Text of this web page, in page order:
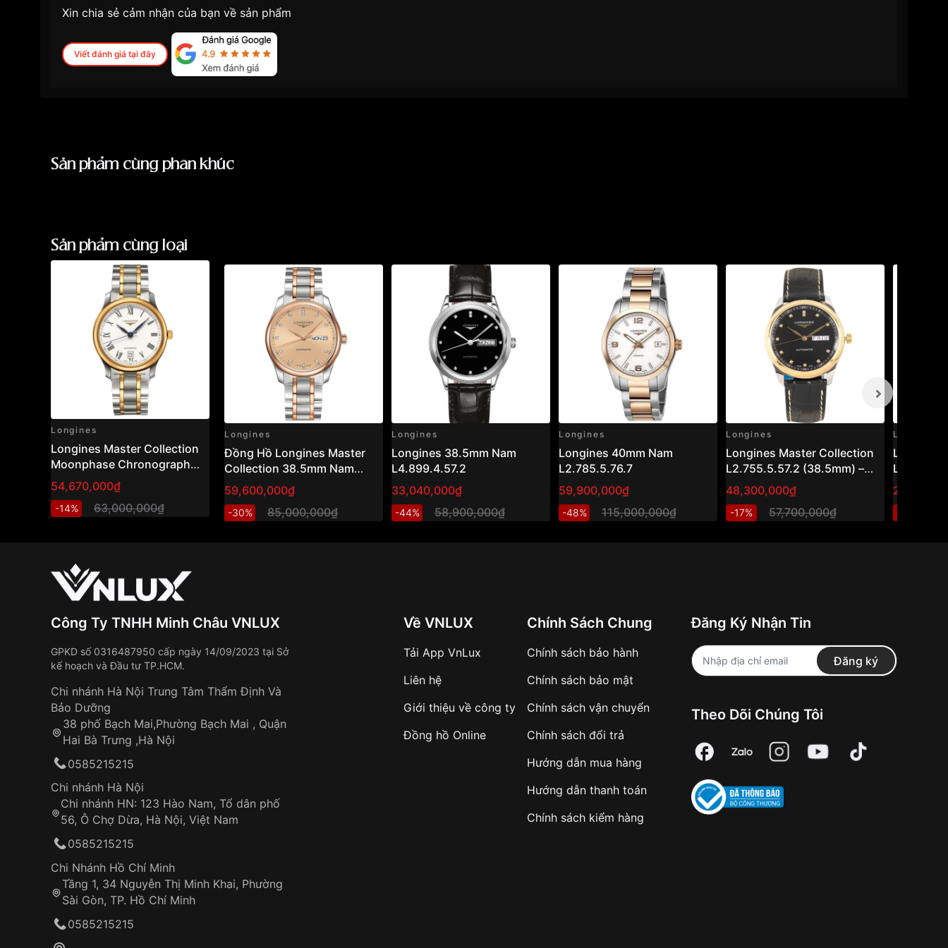
Xin chia sẻ cảm nhận của bạn về sản phẩm
Viết đánh giá tại đây
Sản phẩm cùng phân khúc
Sản phẩm cùng loại
Longines
Longines Master Collection
Moonphase Chronograph
Gold Cap 38.5mm Ref:
L2.628.5.11.7 (L26285117) –
Swiss Made
54,670,000₫
-14% 63,000,000₫
Longines
Đồng Hồ Longines Master
Collection 38.5mm Nam
L2.755.5.99.7
59,600,000₫
-30% 85,000,000₫
Longines
Longines 38.5mm Nam
L4.899.4.57.2
33,040,000₫
-44% 58,900,000₫
Longines
Longines 40mm Nam
L2.785.5.76.7
59,900,000₫
-48% 115,000,000₫
Longines
Longines Master Collection
L2.755.5.57.2 (38.5mm) –
Đồng hồ nam vàng 18K đính
kim cương, phong cách
Dress Watch Thụy Sỹ
48,300,000₫
-17% 57,700,000₫
Longines
Longines
Công Ty TNHH Minh Châu VNLUX
GPKD số 0316487950 cấp ngày 14/09/2023 tại Sở
kế hoạch và Đầu tư TP.HCM.
Chi nhánh Hà Nội Trung Tâm Thẩm Định Và
Bảo Dưỡng
38 phố Bạch Mai,Phường Bạch Mai , Quận
Hai Bà Trưng ,Hà Nội
0585215215
Chi nhánh Hà Nội
Chi nhánh HN: 123 Hào Nam, Tổ dân phố
56, Ô Chợ Dừa, Hà Nội, Việt Nam
0585215215
Chi Nhánh Hồ Chí Minh
Tầng 1, 34 Nguyễn Thị Minh Khai, Phường
Sài Gòn, TP. Hồ Chí Minh
0585215215
Về VNLUX
Tải App VnLux
Liên hệ
Giới thiệu về công ty
Đồng hồ Online
Chính Sách Chung
Chính sách bảo hành
Chính sách bảo mật
Chính sách vận chuyển
Chính sách đổi trả
Hướng dẫn mua hàng
Hướng dẫn thanh toán
Chính sách kiểm hàng
Đăng Ký Nhận Tin
Đăng ký
Theo Dõi Chúng Tôi